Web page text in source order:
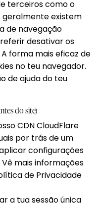
terceiros como o
geralmente existem
de navegação
desativar os
forma mais eficaz de
no teu navegador.
de ajuda do teu
do site)
CDN CloudFlare
por trás de um
configurações
mais informações
de Privacidade
a tua sessão única